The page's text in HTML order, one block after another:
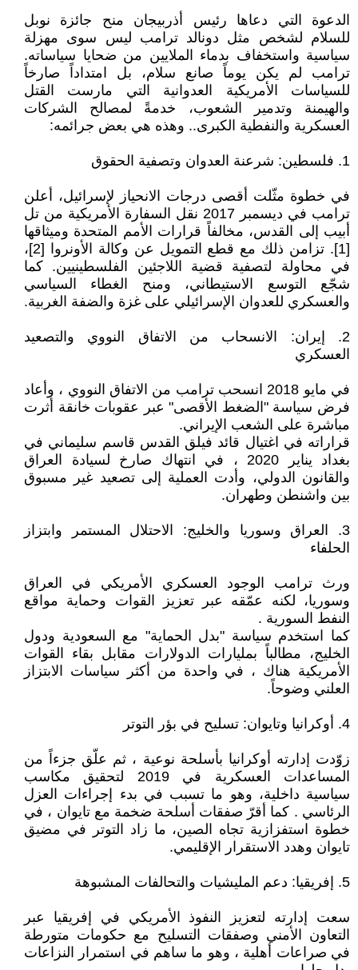
الدعوة التي دعاها رئيس أذربيجان منح جائزة نوبل
للسلام لشخص مثل دونالد ترامب ليس سوى مهزلة
سياسية واستخفاف بدماء الملايين من ضحايا سياساته.
ترامب لم يكن يوماً صانع سلام، بل امتداداً صارخاً
للسياسات الأمريكية العدوانية التي مارست القتل
والهيمنة وتدمير الشعوب، خدمةً لمصالح الشركات
العسكرية والنفطية الكبرى.. وهذه هي بعض جرائمه:
1. فلسطين: شرعنة العدوان وتصفية الحقوق
في خطوة مثّلت أقصى درجات الانحياز لإسرائيل، أعلن
ترامب في ديسمبر 2017 نقل السفارة الأمريكية من تل
أبيب إلى القدس، مخالفاً قرارات الأمم المتحدة وميثاقها
[1]. تزامن ذلك مع قطع التمويل عن وكالة الأونروا [2]،
في محاولة لتصفية قضية اللاجئين الفلسطينيين. كما
شجّع التوسع الاستيطاني، ومنح الغطاء السياسي
والعسكري للعدوان الإسرائيلي على غزة والضفة الغربية.
2. إيران: الانسحاب من الاتفاق النووي والتصعيد
العسكري
في مايو 2018 انسحب ترامب من الاتفاق النووي ، وأعاد
فرض سياسة "الضغط الأقصى" عبر عقوبات خانقة أثرت
مباشرة على الشعب الإيراني.
قراراته في اغتيال قائد فيلق القدس قاسم سليماني في
بغداد يناير 2020 ، في انتهاك صارخ لسيادة العراق
والقانون الدولي، وأدت العملية إلى تصعيد غير مسبوق
بين واشنطن وطهران.
3. العراق وسوريا والخليج: الاحتلال المستمر وابتزاز
الحلفاء
ورث ترامب الوجود العسكري الأمريكي في العراق
وسوريا، لكنه عمّقه عبر تعزيز القوات وحماية مواقع
النفط السورية .
كما استخدم سياسة "بدل الحماية" مع السعودية ودول
الخليج، مطالباً بمليارات الدولارات مقابل بقاء القوات
الأمريكية هناك ، في واحدة من أكثر سياسات الابتزاز
العلني وضوحاً.
4. أوكرانيا وتايوان: تسليح في بؤر التوتر
زوّدت إدارته أوكرانيا بأسلحة نوعية ، ثم علّق جزءاً من
المساعدات العسكرية في 2019 لتحقيق مكاسب
سياسية داخلية، وهو ما تسبب في بدء إجراءات العزل
الرئاسي . كما أقرّ صفقات أسلحة ضخمة مع تايوان ، في
خطوة استفزازية تجاه الصين، ما زاد التوتر في مضيق
تايوان وهدد الاستقرار الإقليمي.
5. إفريقيا: دعم المليشيات والتحالفات المشبوهة
سعت إدارته لتعزيز النفوذ الأمريكي في إفريقيا عبر
التعاون الأمني وصفقات التسليح مع حكومات متورطة
في صراعات أهلية ، وهو ما ساهم في استمرار النزاعات